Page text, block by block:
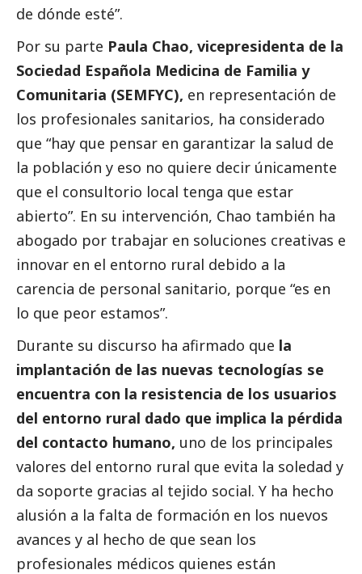
de dónde esté”.
Por su parte Paula Chao, vicepresidenta de la
Sociedad Española Medicina de Familia y
Comunitaria (SEMFYC), en representación de
los profesionales sanitarios, ha considerado
que “hay que pensar en garantizar la salud de
la población y eso no quiere decir únicamente
que el consultorio local tenga que estar
abierto”. En su intervención, Chao también ha
abogado por trabajar en soluciones creativas e
innovar en el entorno rural debido a la
carencia de personal sanitario, porque “es en
lo que peor estamos”.
Durante su discurso ha afirmado que la
implantación de las nuevas tecnologías se
encuentra con la resistencia de los usuarios
del entorno rural dado que implica la pérdida
del contacto humano, uno de los principales
valores del entorno rural que evita la soledad y
da soporte gracias al tejido social. Y ha hecho
alusión a la falta de formación en los nuevos
avances y al hecho de que sean los
profesionales médicos quienes están